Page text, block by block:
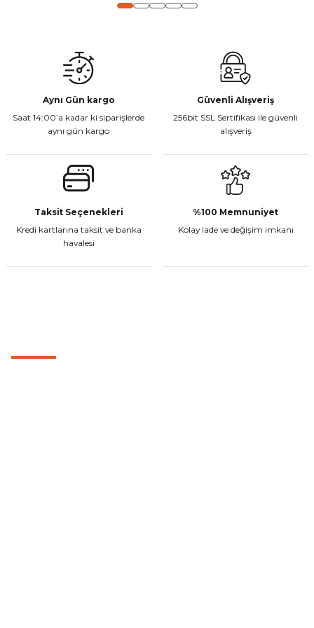
Aynı Gün kargo
Saat 14:00’a kadar ki siparişlerde
aynı gün kargo
Güvenli Alışveriş
256bit SSL Sertifikası ile güvenli
alışveriş
Taksit Seçenekleri
Kredi kartlarına taksit ve banka
havalesi
%100 Memnuniyet
Kolay iade ve değişim imkanı